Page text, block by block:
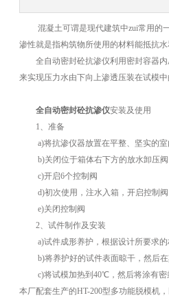
混凝土可谓是现代建筑中zui常用的一
渗性就是指构筑物所使用的材料能抵抗
全自动密封砼抗渗仪利用密封容器内
来实现压力水由下向上渗透压装在试模
全自动密封砼抗渗仪安装及使用
1、准备
a)将抗渗仪器放置在平整、坚实的室
b)关闭位于箱体右下方的放水卸压阀
c)开启6个控制阀
d)初次使用，注水入箱，开启控制阀
e)关闭控制阀
2、试件制作及安装
a)试件成形养护，根据设计所要求的
b)将养护好的试件表面晾干，然后在
c)将试模加热到40℃，然后将涂有密封
本厂配套生产的HT-200型多功能脱模机